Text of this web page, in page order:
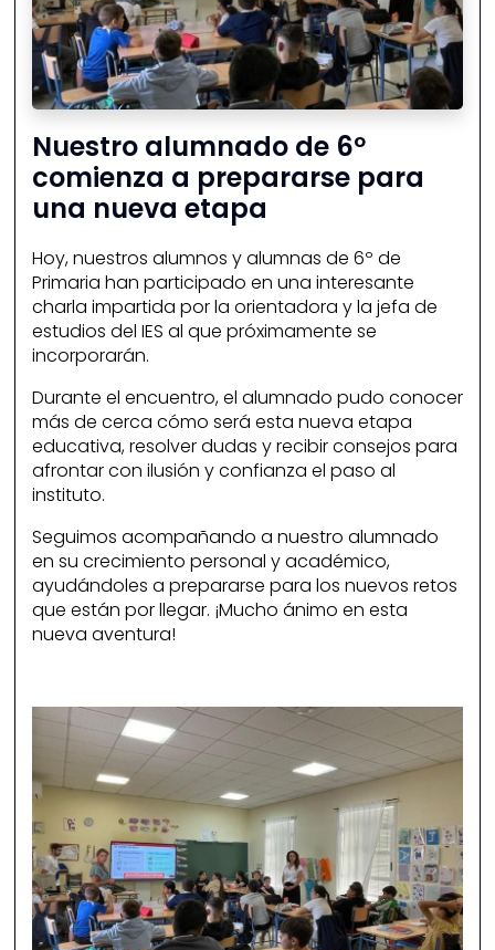
Nuestro alumnado de 6º
comienza a prepararse para
una nueva etapa
Hoy, nuestros alumnos y alumnas de 6º de
Primaria han participado en una interesante
charla impartida por la orientadora y la jefa de
estudios del IES al que próximamente se
incorporarán.
Durante el encuentro, el alumnado pudo conocer
más de cerca cómo será esta nueva etapa
educativa, resolver dudas y recibir consejos para
afrontar con ilusión y confianza el paso al
instituto.
Seguimos acompañando a nuestro alumnado
en su crecimiento personal y académico,
ayudándoles a prepararse para los nuevos retos
que están por llegar. ¡Mucho ánimo en esta
nueva aventura!